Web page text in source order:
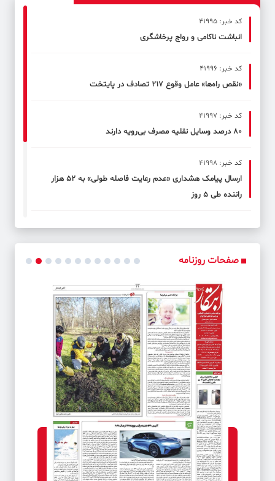
کد خبر: 41995
انباشت ناکامی و رواج پرخاشگری
کد خبر: 41996
«نقص راه‌ها» عامل وقوع ۲۱۷ تصادف در پایتخت
کد خبر: 41997
۸۰ درصد وسایل نقلیه مصرف بی‌رویه دارند
کد خبر: 41998
ارسال پیامک هشداری «عدم رعایت فاصله طولی» به ۵۲ هزار
راننده طی ۵ روز
کد خبر: 41999
رئیس پلیس آگاهی تهران بزرگ از کشف مواد دارویی غیرمجاز در
پایتخت خبر داد.
کد خبر: 42000
لیست سیاه پلیس چیست و چه نقشی در جلوگیری از
سوءاستفاده سارقان دارد؟
صفحات روزنامه